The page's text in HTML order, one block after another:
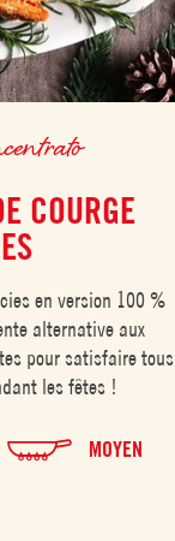
COURGE
en version 100 %
alternative aux
pour satisfaire tous
les fêtes !
MOYEN